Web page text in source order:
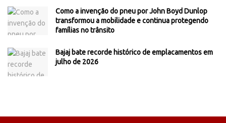
Como a invenção do pneu por John Boyd Dunlop
transformou a mobilidade e continua protegendo
famílias no trânsito
Bajaj bate recorde histórico de emplacamentos em
julho de 2026